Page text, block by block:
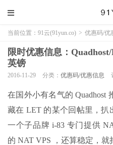
当前位置： 91云(91yun.co) > 优惠码/优
限时优惠信息：
英镑
2016-11-29 分类： 优惠码/优惠信息
在国外小有名气的 Quadhost
藏在 LET 的某个回帖里，扒
一个子品牌 i-83 专门提供
的 NAT VPS ，还算稳定，就